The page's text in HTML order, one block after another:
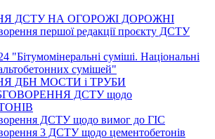
ДСТУ НА ОГОРОЖІ ДОРОЖНІ
першої редакції проєкту ДСТУ
"Бітумомінеральні суміші. Національні
сумішей"
ДБН МОСТИ і ТРУБИ
ДСТУ щодо
ДСТУ щодо вимог до ГІС
3 ДСТУ щодо цементобетонів